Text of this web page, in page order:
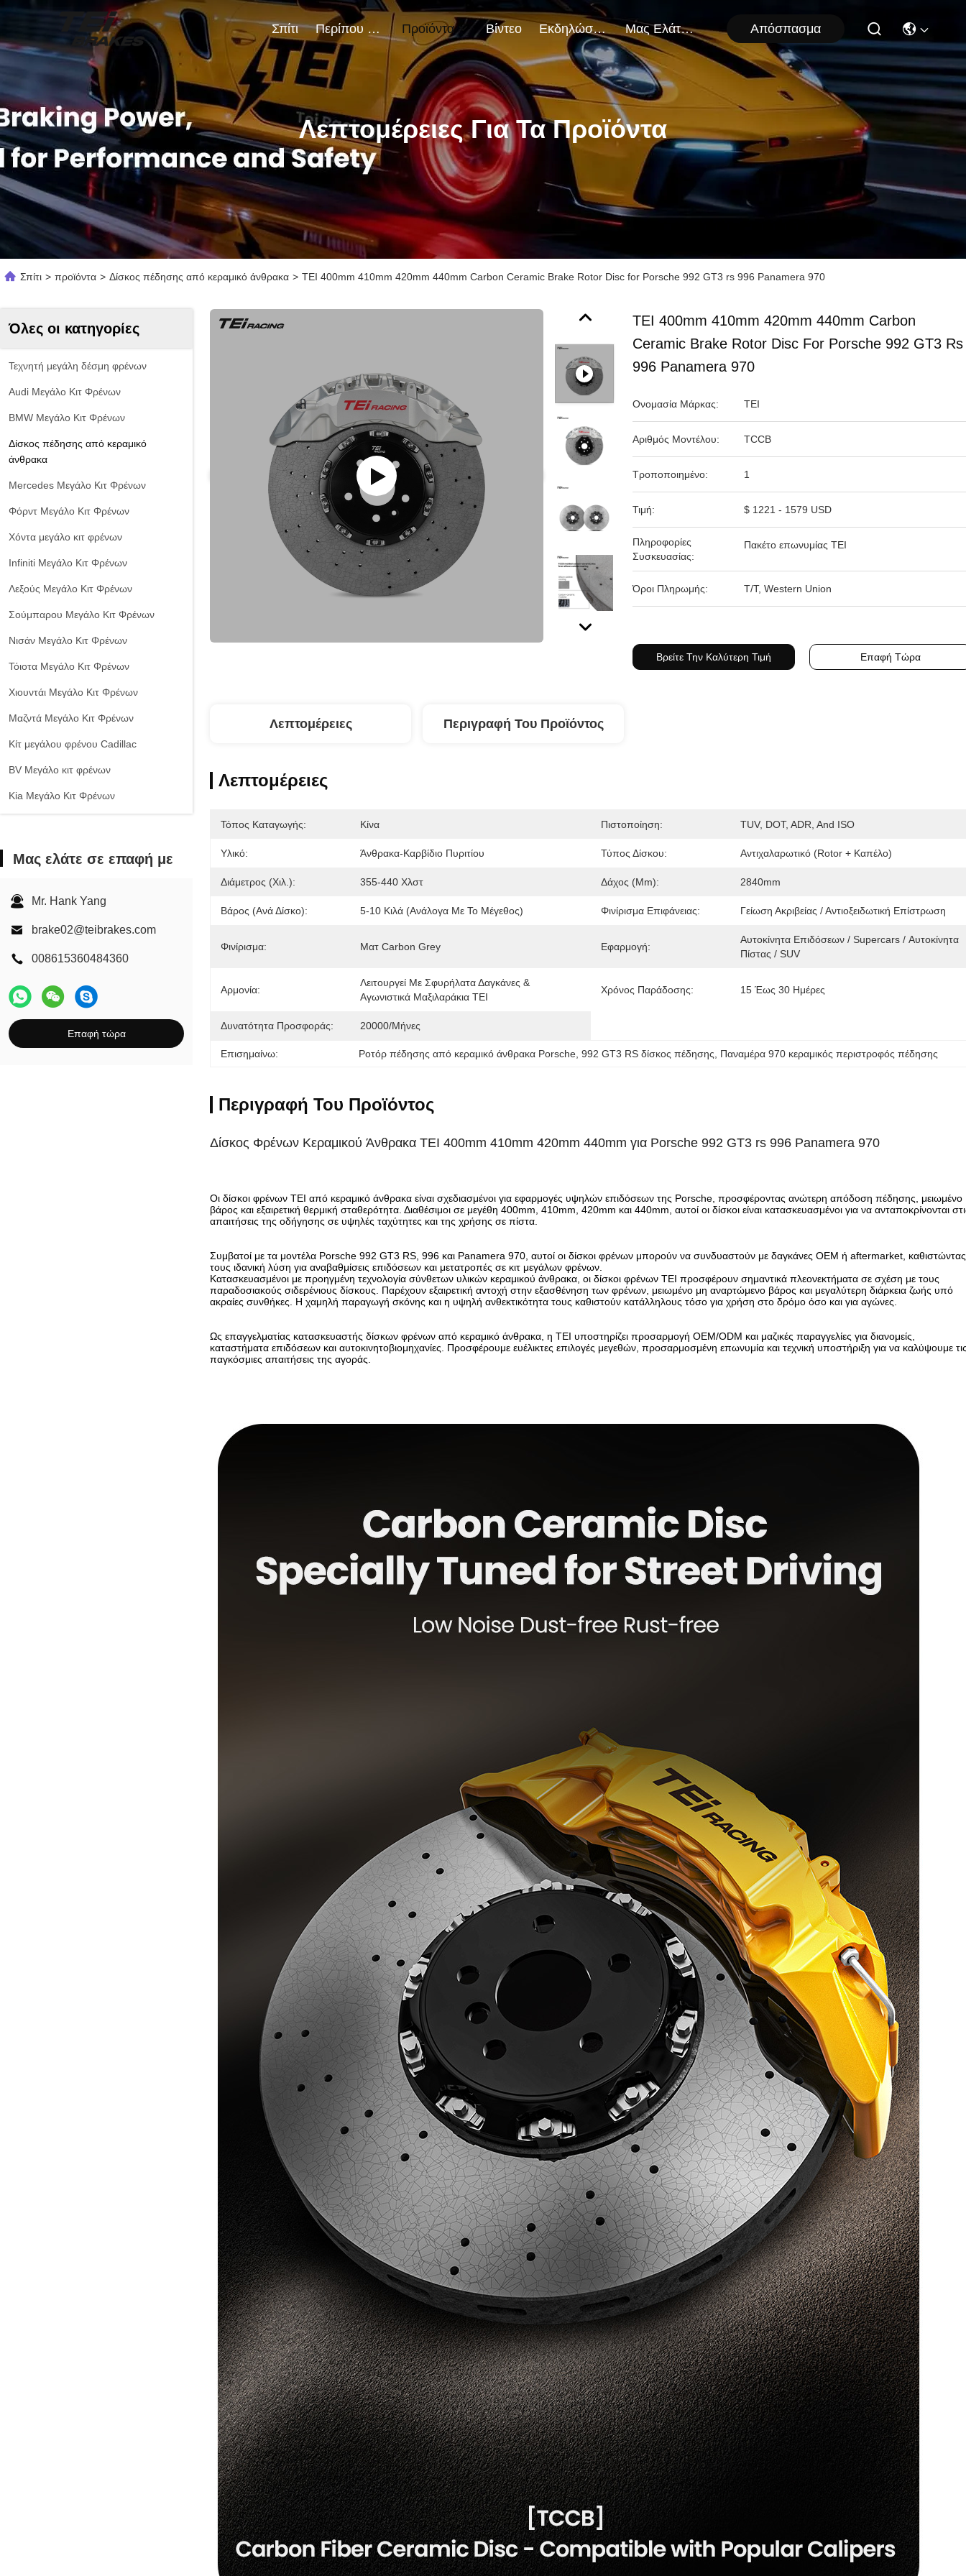
Σπίτι Περίπου Εμείς Προϊόντα Βίντεο Εκδηλώσεις Μας Ελάτε Σε Επαφή Με Απόσπασμα
Λεπτομέρειες Για Τα Προϊόντα
Σπίτι > προϊόντα > Δίσκος πέδησης από κεραμικό άνθρακα > TEI 400mm 410mm 420mm 440mm Carbon Ceramic Brake Rotor Disc for Porsche 992 GT3 rs 996 Panamera 970
Όλες οι κατηγορίες
Τεχνητή μεγάλη δέσμη φρένων
Audi Μεγάλο Κιτ Φρένων
BMW Μεγάλο Κιτ Φρένων
Δίσκος πέδησης από κεραμικό
άνθρακα
Mercedes Μεγάλο Κιτ Φρένων
Φόρντ Μεγάλο Κιτ Φρένων
Χόντα μεγάλο κιτ φρένων
Infiniti Μεγάλο Κιτ Φρένων
Λεξούς Μεγάλο Κιτ Φρένων
Σούμπαρου Μεγάλο Κιτ Φρένων
Νισάν Μεγάλο Κιτ Φρένων
Τόιοτα Μεγάλο Κιτ Φρένων
Χιουντάι Μεγάλο Κιτ Φρένων
Μαζντά Μεγάλο Κιτ Φρένων
Κίτ μεγάλου φρένου Cadillac
ΒV Μεγάλο κιτ φρένων
Kia Μεγάλο Κιτ Φρένων
Σετ Κεραμικών Φρένων
Μας ελάτε σε επαφή με
Mr. Hank Yang
brake02@teibrakes.com
008615360484360
Επαφή τώρα
TEI 400mm 410mm 420mm 440mm Carbon
Ceramic Brake Rotor Disc For Porsche 992 GT3 Rs
996 Panamera 970
Ονομασία Μάρκας: TEI
Αριθμός Μοντέλου: TCCB
Τροποποιημένο: 1
Τιμή: $ 1221 - 1579 USD
Πληροφορίες
Συσκευασίας:
Πακέτο επωνυμίας ΤΕΙ
Όροι Πληρωμής: T/T, Western Union
Βρείτε Την Καλύτερη Τιμή Επαφή Τώρα
Λεπτομέρειες Περιγραφή Του Προϊόντος
Λεπτομέρειες
Τόπος Καταγωγής: Κίνα Πιστοποίηση: TUV, DOT, ADR, And ISO
Υλικό: Άνθρακα-Καρβίδιο Πυριτίου Τύπος Δίσκου: Αντιχαλαρωτικό (Rotor + Καπέλο)
Διάμετρος (χιλ.): 355-440 Χλστ Δάχος (mm): 2840mm
Βάρος (ανά Δίσκο): 5-10 Κιλά (ανάλογα Με Το Μέγεθος) Φινίρισμα Επιφάνειας: Γείωση Ακριβείας / Αντιοξειδωτική Επίστρωση
Φινίρισμα: Ματ Carbon Grey Εφαρμογή:
Αυτοκίνητα Επιδόσεων / Supercars / Αυτοκίνητα
Πίστας / SUV
Αρμονία:
Λειτουργεί Με Σφυρήλατα Δαγκάνες &
Αγωνιστικά Μαξιλαράκια ΤΕΙ
Χρόνος Παράδοσης: 15 Έως 30 Ημέρες
Δυνατότητα Προσφοράς: 20000/Μήνες
Επισημαίνω: Ροτόρ πέδησης από κεραμικό άνθρακα Porsche , 992 GT3 RS δίσκος πέδησης Παναμέρα 970 κεραμικός περιστροφός πέδησης
Περιγραφή Του Προϊόντος
Δίσκος Φρένων Κεραμικού Άνθρακα TEI 400mm 410mm 420mm 440mm για Porsche 992 GT3 rs 996 Panamera 970
Οι δίσκοι φρένων TEI από κεραμικό άνθρακα είναι σχεδιασμένοι για εφαρμογές υψηλών επιδόσεων της Porsche, προσφέροντας ανώτερη απόδοση πέδησης, μειωμένο
βάρος και εξαιρετική θερμική σταθερότητα. Διαθέσιμοι σε μεγέθη 400mm, 410mm, 420mm και 440mm, αυτοί οι δίσκοι είναι κατασκευασμένοι για να ανταποκρίνονται
απαιτήσεις της οδήγησης σε υψηλές ταχύτητες και της χρήσης σε πίστα.
Συμβατοί με τα μοντέλα Porsche 992 GT3 RS, 996 και Panamera 970, αυτοί οι δίσκοι φρένων μπορούν να συνδυαστούν με δαγκάνες OEM ή aftermarket, καθιστώντας
τους ιδανική λύση για αναβαθμίσεις επιδόσεων και μετατροπές σε κιτ μεγάλων φρένων.
Κατασκευασμένοι με προηγμένη τεχνολογία σύνθετων υλικών κεραμικού άνθρακα, οι δίσκοι φρένων TEI προσφέρουν σημαντικά πλεονεκτήματα σε σχέση με τους
παραδοσιακούς σιδερένιους δίσκους. Παρέχουν εξαιρετική αντοχή στην εξασθένηση των φρένων, μειωμένο μη αναρτώμενο βάρος και μεγαλύτερη διάρκεια ζωής υπό
ακραίες συνθήκες. Η χαμηλή παραγωγή σκόνης και η υψηλή ανθεκτικότητα τους καθιστούν κατάλληλους τόσο για χρήση στο δρόμο όσο και για αγώνες.
Ως επαγγελματίας κατασκευαστής δίσκων φρένων από κεραμικό άνθρακα, η TEI υποστηρίζει προσαρμογή OEM/ODM και μαζικές παραγγελίες για διανομείς,
καταστήματα επιδόσεων και αυτοκινητοβιομηχανίες. Προσφέρουμε ευέλικτες επιλογές μεγεθών, προσαρμοσμένη επωνυμία και τεχνική υποστήριξη για να καλύψουμε
παγκόσμιες απαιτήσεις της αγοράς.